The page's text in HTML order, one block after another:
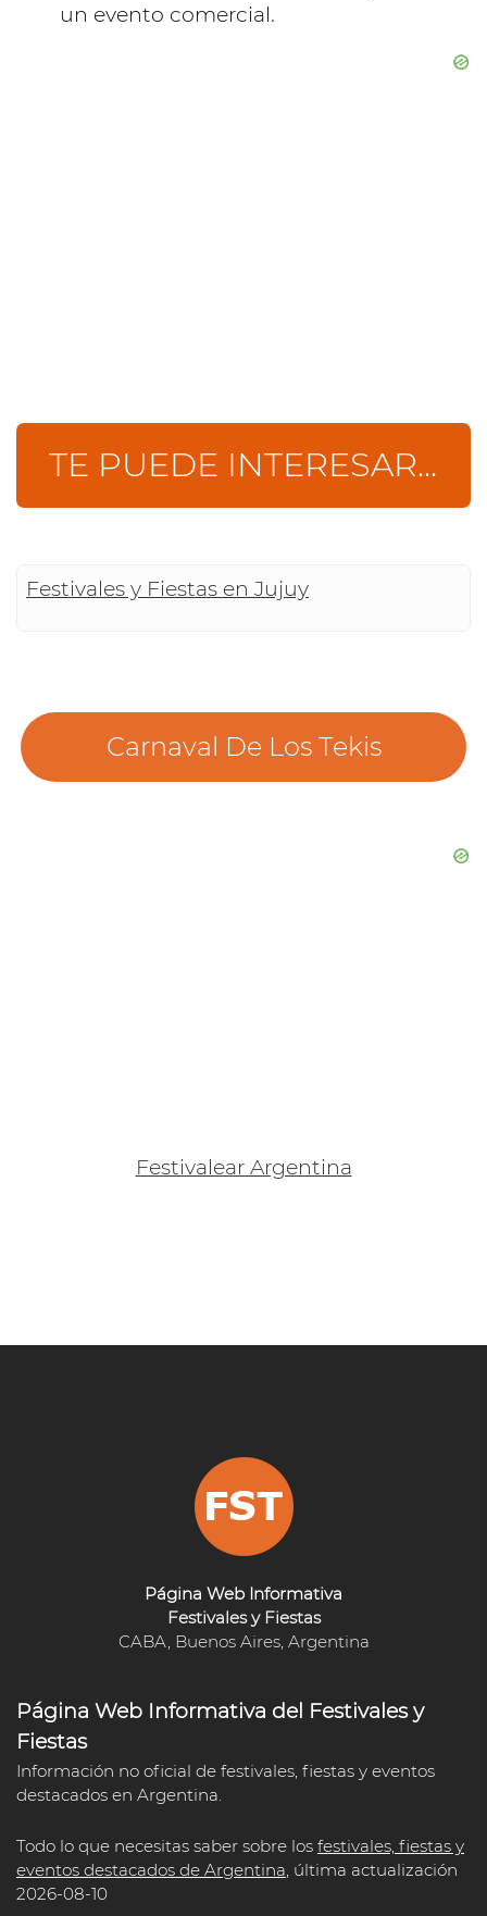
un evento comercial.
TE PUEDE INTERESAR...
Festivales y Fiestas en Jujuy
Carnaval De Los Tekis
Festivalear Argentina
Página Web Informativa
Festivales y Fiestas
CABA, Buenos Aires, Argentina
Página Web Informativa del Festivales y
Fiestas
Información no oficial de festivales, fiestas y eventos
destacados en Argentina.
Todo lo que necesitas saber sobre los festivales, fiestas y
eventos destacados de Argentina, última actualización
2026-08-10